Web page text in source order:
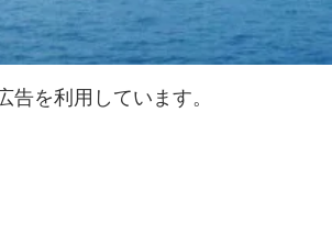
告を利用しています。